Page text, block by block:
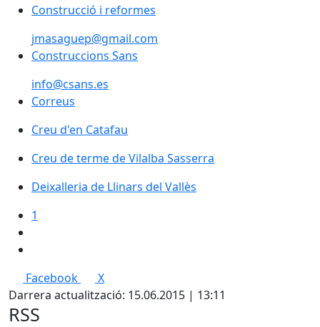
Construcció i reformes
jmasaguep@gmail.com
Construccions Sans
info@csans.es
Correus
Correus
Creu d'en Catafau
Creu d'en Catafau
Creu de terme de Vilalba Sasserra
Creu de terme de Vilalba Sasserra
Deixalleria de Llinars del Vallès
1
Facebook
X
Darrera actualització: 15.06.2015 | 13:11
RSS